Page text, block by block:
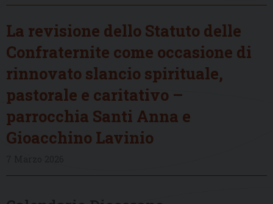
La revisione dello Statuto delle
Confraternite come occasione di
rinnovato slancio spirituale,
pastorale e caritativo –
parrocchia Santi Anna e
Gioacchino Lavinio